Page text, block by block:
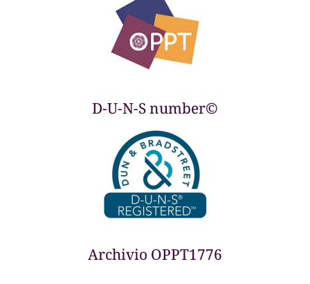
D-U-N-S number©
Archivio OPPT1776